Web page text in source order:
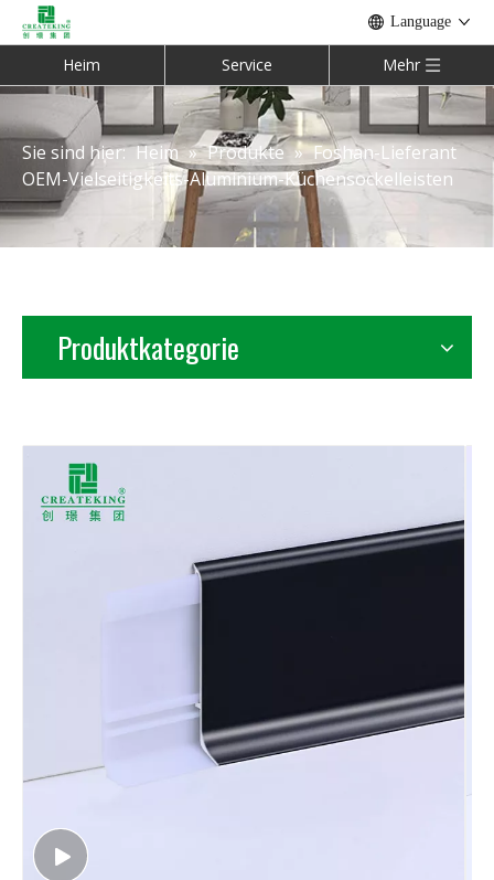
Language
Heim Service Mehr
Sie sind hier: Heim » Produkte » Foshan-Lieferant
OEM-Vielseitigkeits-Aluminium-Küchensockelleisten
Produktkategorie